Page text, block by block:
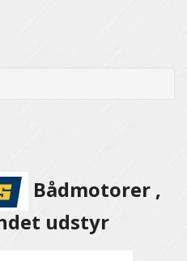
Bådmotorer ,
udstyr